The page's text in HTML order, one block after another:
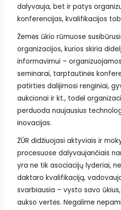
dalyvauja, bet ir patys
konferencijas, kvalifikacijos
Žemės ūkio rūmuose
organizacijos, kurios skiria
informavimui –
seminarai, tarptautinės
patirties dalijimosi renginiai,
aukcionai ir kt., todėl
perduoda naujausius
inovacijas.
ŽŪR didžiuojasi aktyviais ir
procesuose dalyvaujančiais
yra ne tik asociacijų lyderiai,
daktaro kvalifikaciją,
svarbiausia – vysto savo
aukso vertės. Negalime